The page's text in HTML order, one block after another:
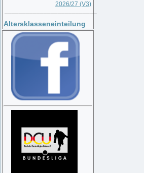
2026/27 (V3)
Altersklasseneinteilung